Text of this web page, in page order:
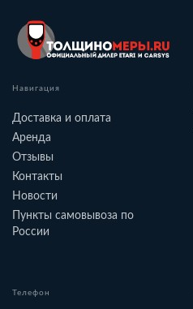
Навигация
Доставка и оплата
Аренда
Отзывы
Контакты
Новости
Пункты самовывоза по
России
Телефон